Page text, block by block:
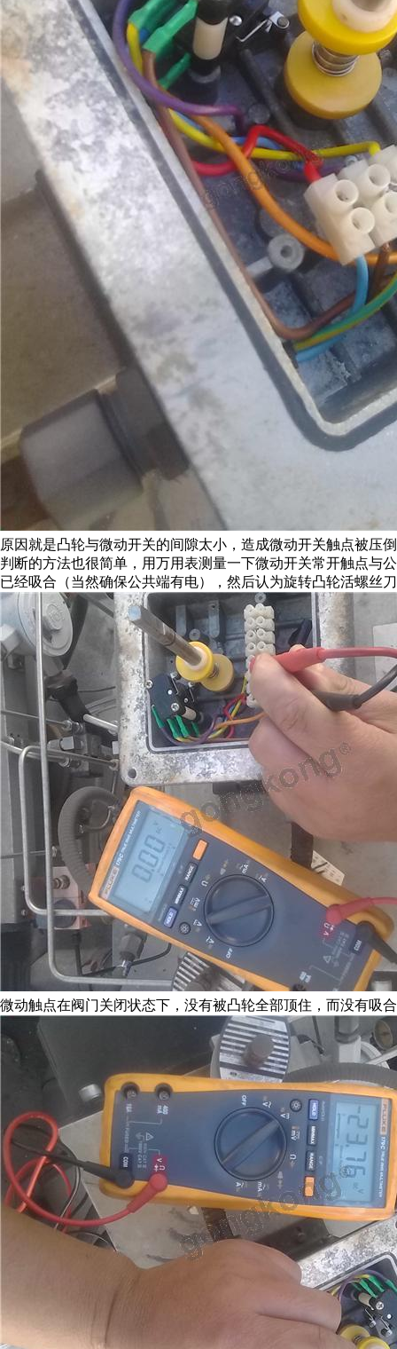
原因就是凸轮与微动开关的间隙太小，造成微动开关触点被压
判断的方法也很简单，用万用表测量一下微动开关常开触点与
已经吸合（当然确保公共端有电），然后认为旋转凸轮活螺丝
微动触点在阀门关闭状态下，没有被凸轮全部顶住，而没有吸